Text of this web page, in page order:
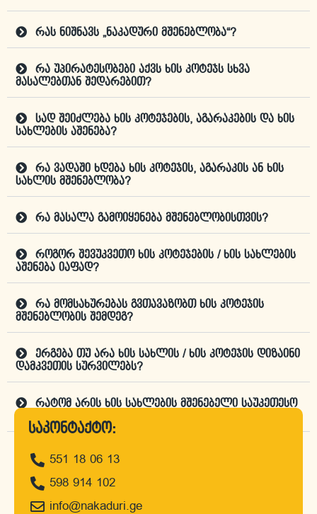
რას ნიშნავს „ნაკადური მშენებლობა“?
რა უპირატესობები აქვს ხის კოტეჯს სხვა
მასალებთან შედარებით?
სად შეიძლება ხის კოტეჯების, აგარაკების და ხის
სახლების აშენება?
რა ვადაში ხდება ხის კოტეჯის, აგარაკის ან ხის
სახლის მშენებლობა?
რა მასალა გამოიყენება მშენებლობისთვის?
როგორ შევუკვეთო ხის კოტეჯების / ხის სახლების
აშენება იაფად?
რა მომსახურებას გვთავაზობთ ხის კოტეჯის
მშენებლობის შემდეგ?
ერგება თუ არა ხის სახლის / ხის კოტეჯის დიზაინი
დამკვეთის სურვილებს?
რატომ არის ხის სახლების მშენებელი საუკეთესო
დროა, შეუკვეთო პროექტი
საკონტაქტო:
551 18 06 13
598 914 102
info@nakaduri.ge